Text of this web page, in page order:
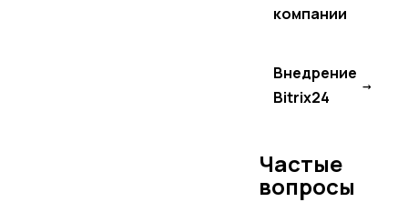
компании
Внедрение
Bitrix24
→
Частые
вопросы